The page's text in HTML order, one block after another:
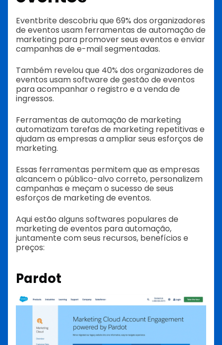
Eventbrite descobriu que 69% dos organizadores
de eventos usam ferramentas de automação de
marketing para promover seus eventos e enviar
campanhas de e-mail segmentadas.
Também revelou que 40% dos organizadores de
eventos usam software de gestão de eventos
para acompanhar o registro e a venda de
ingressos.
Ferramentas de automação de marketing
automatizam tarefas de marketing repetitivas e
ajudam as empresas a ampliar seus esforços de
marketing.
Essas ferramentas permitem que as empresas
alcancem o público-alvo correto, personalizem
campanhas e meçam o sucesso de seus
esforços de marketing de eventos.
Aqui estão alguns softwares populares de
marketing de eventos para automação,
juntamente com seus recursos, benefícios e
preços:
Pardot